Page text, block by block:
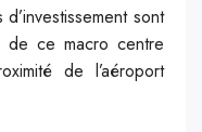
sont
de ce macro centre
de l’aéroport